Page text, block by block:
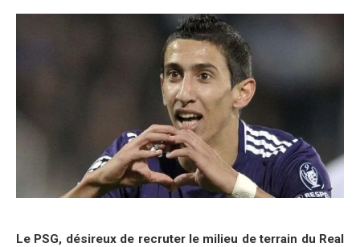
Le PSG, désireux de recruter le milieu de terrain du Real